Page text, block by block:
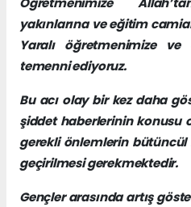
yakınlarına ve eğitim
Yaralı öğretmenimize
temenni ediyoruz.
Bu acı olay bir kez daha
şiddet haberlerinin konusu
gerekli önlemlerin bütüncül
geçirilmesi gerekmektedir.
Gençler arasında artış